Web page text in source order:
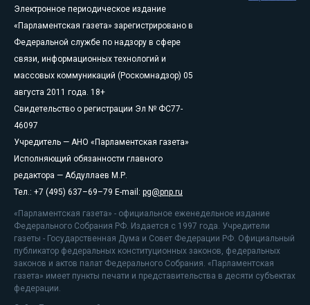
Электронное периодическое издание
«Парламентская газета» зарегистрировано в
Федеральной службе по надзору в сфере
связи, информационных технологий и
массовых коммуникаций (Роскомнадзор) 05
августа 2011 года. 18+
Свидетельство о регистрации Эл № ФС77-
46097
Учредитель — АНО «Парламентская газета»
Исполняющий обязанности главного
редактора — Абдуллаев М.Р.
Тел.: +7 (495) 637–69–79 E-mail: pg@pnp.ru
«Парламентская газета» - официальное еженедельное издание
Федерального Собрания РФ. Издается с 1997 года. Учредители
газеты - Государственная Дума и Совет Федерации РФ. Официальный
публикатор федеральных конституционных законов, федеральных
законов и актов палат Федерального Собрания. «Парламентская
газета» имеет пункты печати и представительства в десяти субъектах
федерации.